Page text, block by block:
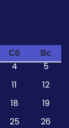
Сб
Вс
4
5
11
12
18
19
25
26